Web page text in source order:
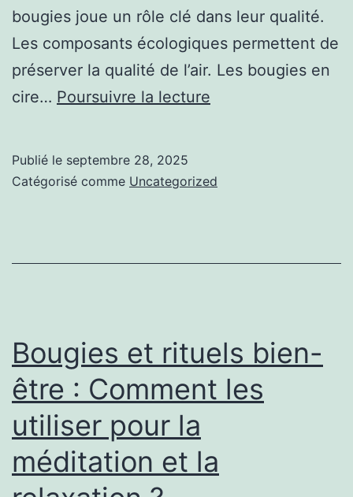
bougies joue un rôle clé dans leur qualité.
Les composants écologiques permettent de
préserver la qualité de l’air. Les bougies en
cire… Poursuivre la lecture
bougies
?
Publié le septembre 28, 2025
Catégorisé comme Uncategorized
Bougies et rituels bien-
être : Comment les
utiliser pour la
méditation et la